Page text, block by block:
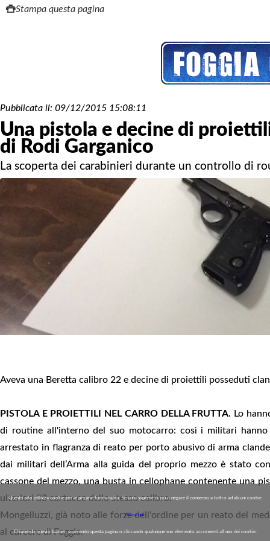
Questo sito utilizza cookie per le proprie funzionalità. Se vuoi saperne di più o negare il consenso a tutti o ad alcuni cookie
clicca qui.
Chiudendo questo banner, scorrendo questa pagina o cliccando qualunque suo elemento acconsenti all uso dei cookie.
Stampa questa pagina
Pubblicata il: 09/12/2015 15:08:11
Una pistola e decine di
di Rodi Garganico
La scoperta dei carabinieri durante un controllo di
Aveva una Beretta calibro 22 e decine di proiettili posseduti
PISTOLA E PROIETTILI NEL CARRO DELLA FRUTTA. Lo
di routine all'interno del suo motocarro: così i militari
arrestato in flagranza di reato per porto abusivo di arma
dai militari dell’Arma alla guida del proprio mezzo è stato
cassone del mezzo, una busta in cellophane contenente una
ulteriori 33 cartucce dello stesso calibro.
Mongelluzzi, già noto alle forze dell'ordine per un reato del
al carcere di Foggia.